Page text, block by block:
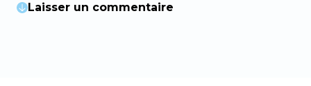
Laisser un commentaire